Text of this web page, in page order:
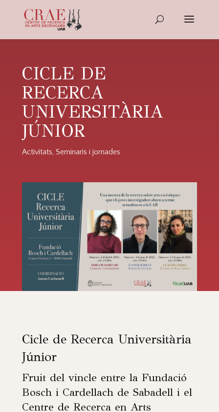
CICLE DE
RECERCA
UNIVERSITÀRIA
JÚNIOR
Activitats, Seminaris i jornades
Cicle de Recerca Universitària
Júnior
Fruit del vincle entre la Fundació
Bosch i Cardellachde Sabadell i el
Centre de Recerca en Arts